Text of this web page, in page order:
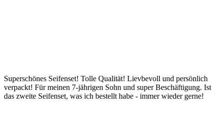
Superschönes Seifenset! Tolle Qualität! Lievbevoll und persönlich
verpackt! Für meinen 7-jährigen Sohn und super Beschäftigung. Ist
das zweite Seifenset, was ich bestellt habe - immer wieder gerne!